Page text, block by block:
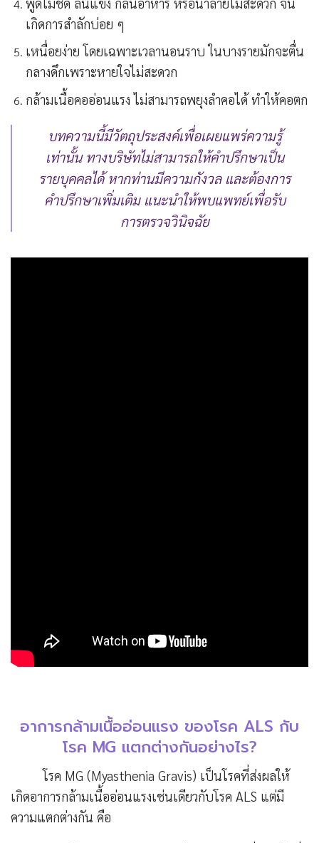
เกิดการสำลักบ่อย ๆ
เหนื่อยง่าย โดยเฉพาะเวลานอนราบ ในบางรายมักจะตื่น
กลางดึกเพราะหายใจไม่สะดวก
กล้ามเนื้อคออ่อนแรง ไม่สามารถพยุงลำคอได้ ทำให้คอตก
บทความนี้มีวัตถุประสงค์เพื่อเผยแพร่ความรู้
เท่านั้น ทางบริษัทไม่สามารถให้คำปรึกษาเป็น
รายบุคคลได้ หากท่านมีความกังวล และต้องการ
คำปรึกษาเพิ่มเติม แนะนำให้พบแพทย์เพื่อรับ
การตรวจวินิจฉัย
อาการกล้ามเนื้ออ่อนแรง ของโรค ALS กับ
โรค MG แตกต่างกันอย่างไร?
โรค MG (Myasthenia Gravis) เป็นโรคที่ส่งผลให้
เกิดอาการกล้ามเนื้ออ่อนแรงเช่นเดียวกับโรค ALS แต่มี
ความแตกต่างกัน คือ